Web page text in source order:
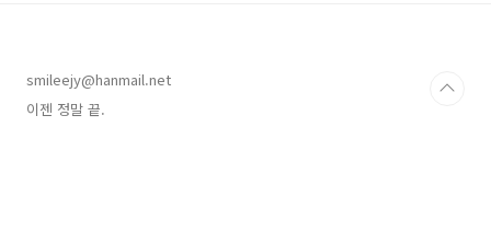
smileejy@hanmail.net
이젠 정말 끝.